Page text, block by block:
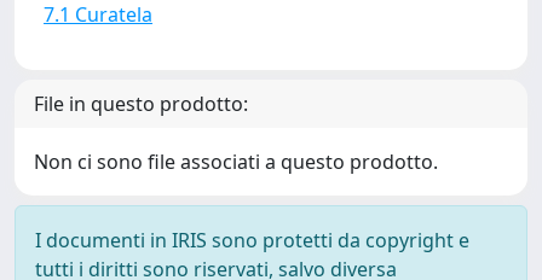
7.1 Curatela
File in questo prodotto:
Non ci sono file associati a questo prodotto.
I documenti in IRIS sono protetti da copyright e
tutti i diritti sono riservati, salvo diversa